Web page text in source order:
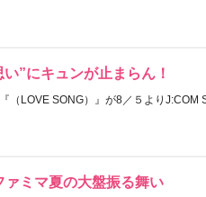
”にキュンが止まらん！
（LOVE SONG）』が8／５よりJ:COM
ミマ夏の大盤振る舞い